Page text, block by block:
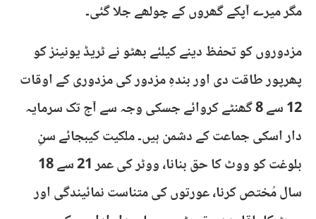
مگر میرے آپکے گھروں کے چولھے جلا گئی۔
مزدوروں کو تحفظ دینے کیلئے بھٹو نے ٹریڈ یونینز کو
پھرپور طاقت دی اور بندہِ مزدور کی مزدوری کے اوقات
12 سے 8 گھنٹے کروائے جسکی وجہ سے آج تک سرمایہ
دار اسکی جماعت کے دشمن ہیں۔ ملکیت کیبجائے سنِ
بلوغت کو ووٹ کا حق بنانا، ووٹر کی عمر 21 سے 18
سال مُختص کرنا، عورتوں کی متناست نمائیندگی اور